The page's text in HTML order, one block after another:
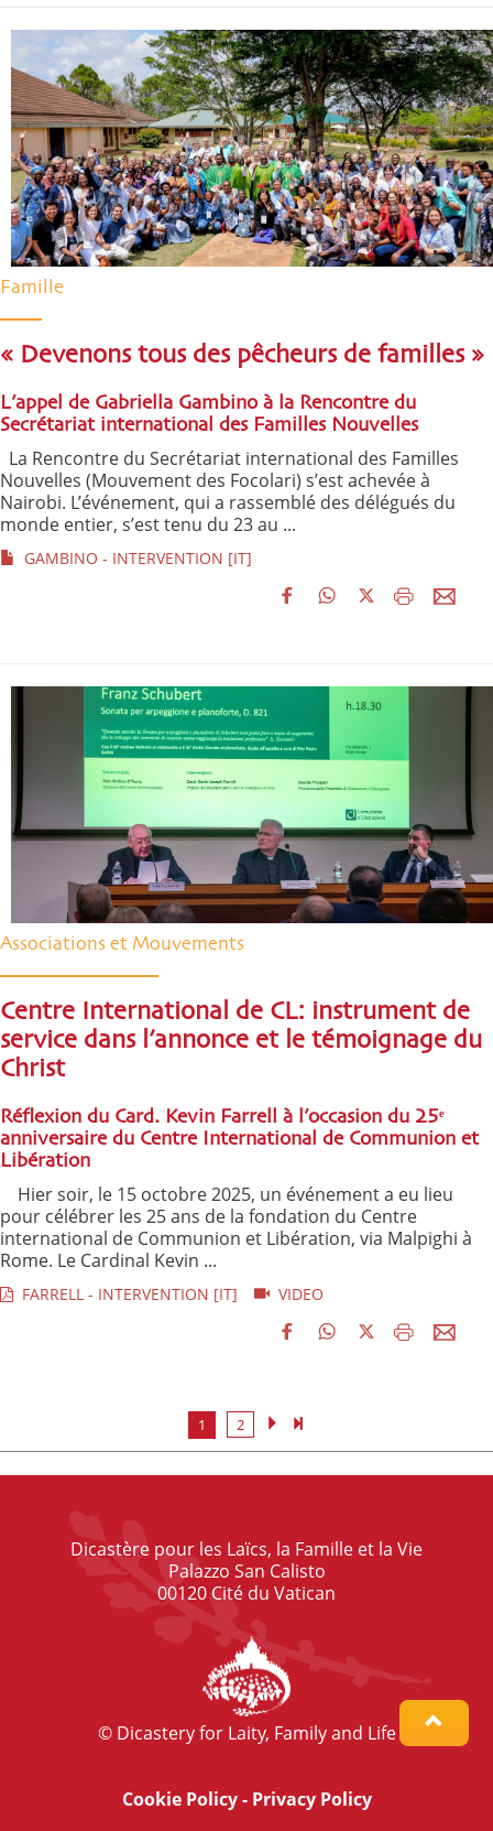
Famille
« Devenons tous des pêcheurs de familles »
L’appel de Gabriella Gambino à la Rencontre du
Secrétariat international des Familles Nouvelles
La Rencontre du Secrétariat international des Familles
Nouvelles (Mouvement des Focolari) s’est achevée à
Nairobi. L’événement, qui a rassemblé des délégués du
monde entier, s’est tenu du 23 au ...
GAMBINO - INTERVENTION [IT]
Associations et Mouvements
Centre International de CL: instrument de
service dans l’annonce et le témoignage du
Christ
Réflexion du Card. Kevin Farrell à l’occasion du 25ᵉ
anniversaire du Centre International de Communion et
Libération
Hier soir, le 15 octobre 2025, un événement a eu lieu
pour célébrer les 25 ans de la fondation du Centre
international de Communion et Libération, via Malpighi à
Rome. Le Cardinal Kevin ...
FARRELL - INTERVENTION [IT] VIDEO
1 2
Dicastère pour les Laïcs, la Famille et la Vie
Palazzo San Calisto
00120 Cité du Vatican
© Dicastery for Laity, Family and Life
Cookie Policy- Privacy Policy